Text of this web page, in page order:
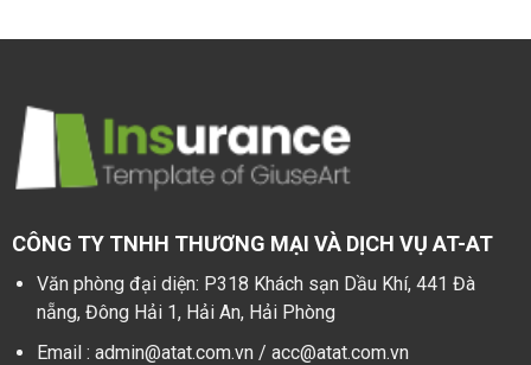
CÔNG TY TNHH THƯƠNG MẠI VÀ DỊCH VỤ AT-AT
Văn phòng đại diện: P318 Khách sạn Dầu Khí, 441 Đà
nẵng, Đông Hải 1, Hải An, Hải Phòng
Email : admin@atat.com.vn / acc@atat.com.vn